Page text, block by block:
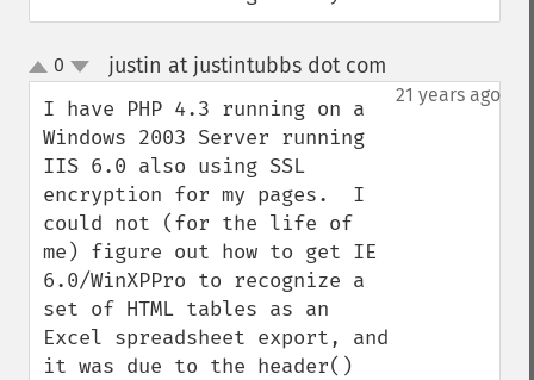
up
down
0 justin at justintubbs dot com
21 years ago
I have PHP 4.3 running on a
Windows 2003 Server running
IIS 6.0 also using SSL
encryption for my pages.  I
could not (for the life of
me) figure out how to get IE
6.0/WinXPPro to recognize a
set of HTML tables as an
Excel spreadsheet export, and
it was due to the header()